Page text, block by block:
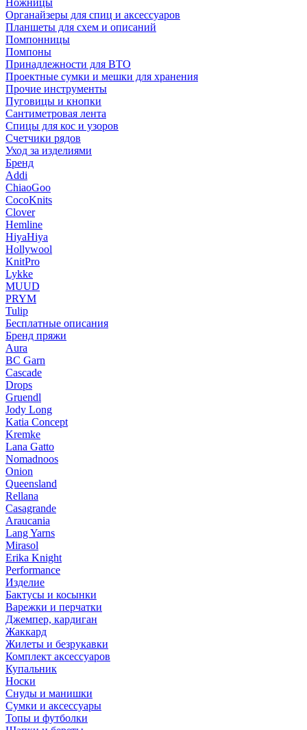
Ножницы
Органайзеры для спиц и аксессуаров
Планшеты для схем и описаний
Помпонницы
Помпоны
Принадлежности для ВТО
Проектные сумки и мешки для хранения
Прочие инструменты
Пуговицы и кнопки
Сантиметровая лента
Спицы для кос и узоров
Счетчики рядов
Уход за изделиями
Бренд
Addi
ChiaoGoo
CocoKnits
Clover
Hemline
HiyaHiya
Hollywool
KnitPro
Lykke
MUUD
PRYM
Tulip
Бесплатные описания
Бренд пряжи
Aura
BC Garn
Cascade
Drops
Gruendl
Jody Long
Katia Concept
Kremke
Lana Gatto
Nomadnoos
Onion
Queensland
Rellana
Casagrande
Araucania
Lang Yarns
Mirasol
Erika Knight
Performance
Изделие
Бактусы и косынки
Варежки и перчатки
Джемпер, кардиган
Жаккард
Жилеты и безрукавки
Комплект аксессуаров
Купальник
Носки
Снуды и манишки
Сумки и аксессуары
Топы и футболки